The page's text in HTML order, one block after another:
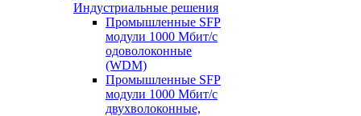
Индустриальные решения
Промышленные SFP
модули 1000 Мбит/c
одоволоконные
(WDM)
Промышленные SFP
модули 1000 Мбит/c
двухволоконные,